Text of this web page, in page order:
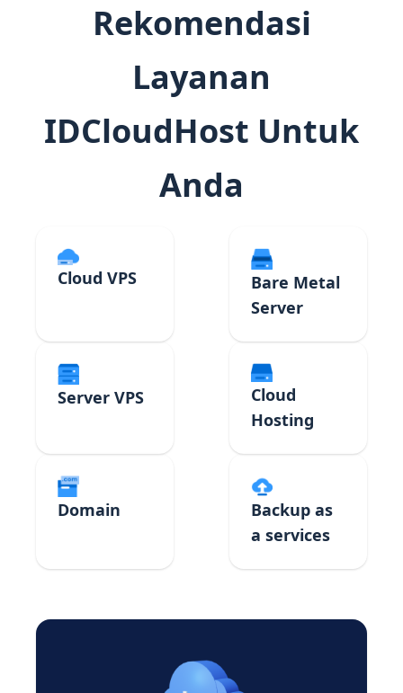
Rekomendasi
Layanan
IDCloudHost Untuk
Anda
Cloud VPS
Bare Metal
Server
Server VPS
Cloud
Hosting
Domain
Backup as
a services